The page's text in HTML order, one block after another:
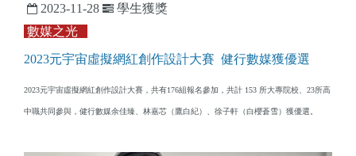
2023-11-28
學生獲獎
數媒之光
​2023元宇宙虛擬網紅創作設計大賽 健行數媒獲優選
2023元宇宙虛擬網紅創作設計大賽，共有176組報名參加，共計 153 所大專院校、23所高
中職共同參與，健行數媒余佳臻、林嘉芯（鷹白紀）、徐子軒（白櫻蒼雪）獲優選。